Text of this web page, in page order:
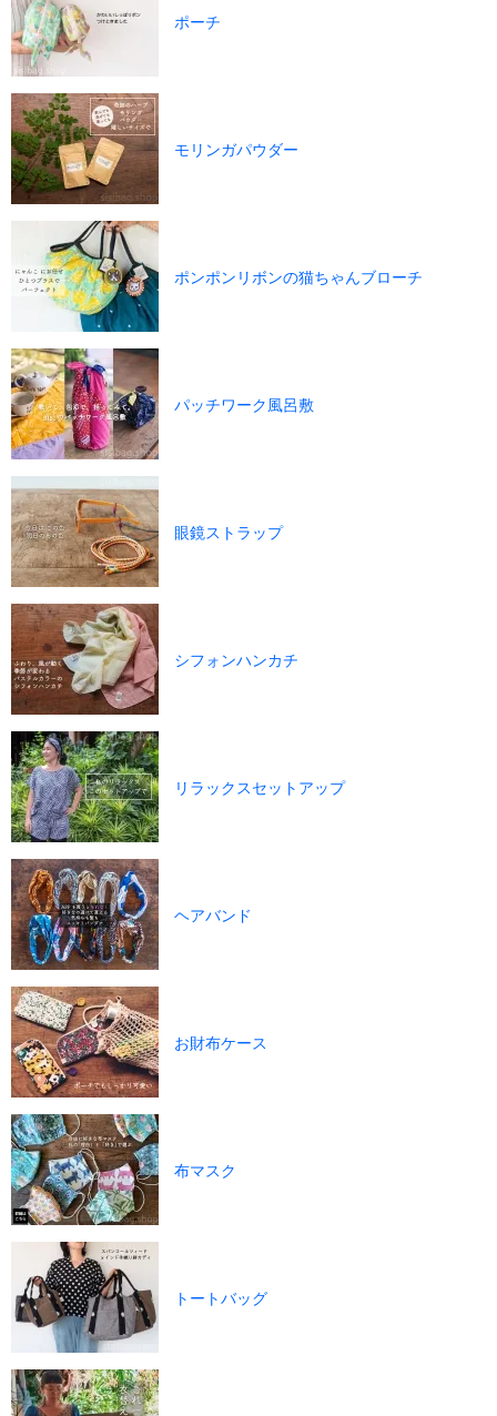
ポーチ
モリンガパウダー
ポンポンリボンの猫ちゃんブローチ
パッチワーク風呂敷
眼鏡ストラップ
シフォンハンカチ
リラックスセットアップ
ヘアバンド
お財布ケース
布マスク
トートバッグ